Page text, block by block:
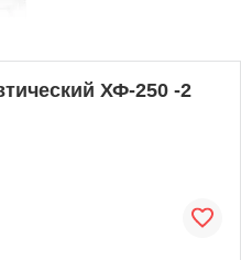
ХФ-250 -2